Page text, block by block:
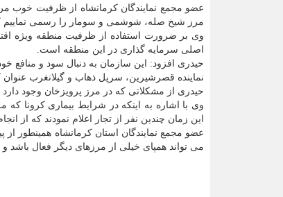
عضو مجمع نمایندگان کرمانشاه از ظرفیت خوب
مرز شیخ صله، شوشمی و سومار را رسمی نماییم
وی بر ضرورت استفاده از ظرفیت منطقه ویژه
اصلی سرمایه گذاری در این منطقه است.
حیدری افزود: این سازمان به دنبال سود و منافع
نماینده قصرشیرین، سرپل ذهاب و گیلانغرب
حیدری از مشکلاتی که در مرز پرویزخان وجود
وی با اشاره به اینکه در شرایط بیماری کرونا که
این زمان چندین نفر از تجار اعلام نمودند که از
عضو مجمع نمایندگان استان کرمانشاه همینطور از
می تواند همپای خیلی از مرزهای دیگر فعال باشد و